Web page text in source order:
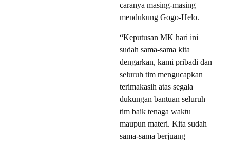
caranya masing-masing
mendukung Gogo-Helo.
“Keputusan MK hari ini
sudah sama-sama kita
dengarkan, kami pribadi dan
seluruh tim mengucapkan
terimakasih atas segala
dukungan bantuan seluruh
tim baik tenaga waktu
maupun materi. Kita sudah
sama-sama berjuang